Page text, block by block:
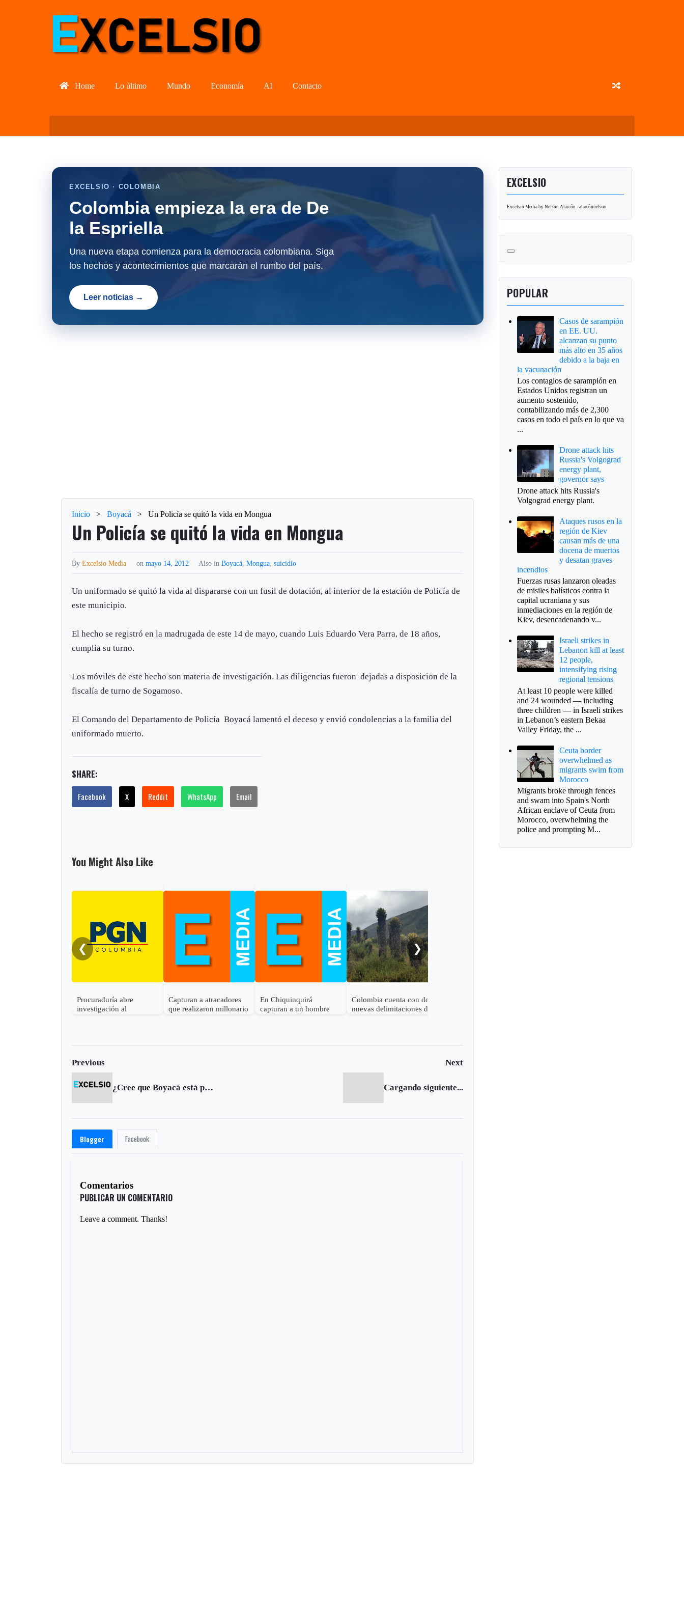
Home Lo último Mundo Economía AI Contacto
EXCELSIO · COLOMBIA
Colombia empieza la era de De
la Espriella
Una nueva etapa comienza para la democracia colombiana. Siga
los hechos y acontecimientos que marcarán el rumbo del país.
Leer noticias →
Inicio > Boyacá > Un Policía se quitó la vida en Mongua
Un Policía se quitó la vida en Mongua
ByExcelsio Media onmayo 14, 2012 Also inBoyacá ,Mongua ,suicidio
Un uniformado se quitó la vida al dispararse con un fusil de dotación, al interior de la estación de Policía de
este municipio.
El hecho se registró en la madrugada de este 14 de mayo, cuando Luis Eduardo Vera Parra, de 18 años,
cumplía su turno.
Los móviles de este hecho son materia de investigación. Las diligencias fueron dejadas a disposicion de la
fiscalía de turno de Sogamoso.
El Comando del Departamento de Policía Boyacá lamentó el deceso y envió condolencias a la familia del
uniformado muerto.
SHARE:
Facebook X Reddit WhatsApp Email
You Might Also Like
❮
Procuraduría abre
investigación al
política
Capturan a atracadores
que realizaron millonario
En Chiquinquirá
capturan a un hombre
Colombia cuenta con dos
nuevas delimitaciones de
❯
Previous Next
¿Cree que Boyacá está preparado para afrontar el TLC con Estados Unidos? Cargando siguiente...
Blogger Facebook
Comentarios
PUBLICAR UN COMENTARIO
Leave a comment. Thanks!
EXCELSIO
Excelsio Media by Nelson Alarcón - alarcónnelson
POPULAR
Casos de sarampión
en EE. UU.
alcanzan su punto
más alto en 35 años
debido a la baja en
la vacunación
Los contagios de sarampión en
Estados Unidos registran un
aumento sostenido,
contabilizando más de 2,300
casos en todo el país en lo que va
...
Drone attack hits
Russia's Volgograd
energy plant,
governor says
Drone attack hits Russia's
Volgograd energy plant.
Ataques rusos en la
región de Kiev
causan más de una
docena de muertos
y desatan graves
incendios
Fuerzas rusas lanzaron oleadas
de misiles balísticos contra la
capital ucraniana y sus
inmediaciones en la región de
Kiev, desencadenando v...
Israeli strikes in
Lebanon kill at least
12 people,
intensifying rising
regional tensions
At least 10 people were killed
and 24 wounded — including
three children — in Israeli strikes
in Lebanon’s eastern Bekaa
Valley Friday, the ...
Ceuta border
overwhelmed as
migrants swim from
Morocco
Migrants broke through fences
and swam into Spain's North
African enclave of Ceuta from
Morocco, overwhelming the
police and prompting M...